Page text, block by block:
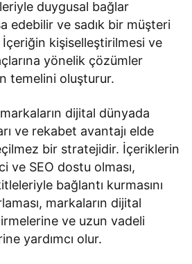
duygusal bağlar
edebilir ve sadık bir müşteri
kişiselleştirilmesi ve
yönelik çözümler
temelini oluşturur.
dijital dünyada
ve rekabet avantajı elde
bir stratejidir. İçeriklerin
ve SEO dostu olması,
bağlantı kurmasını
markaların dijital
ve uzun vadeli
yardımcı olur.